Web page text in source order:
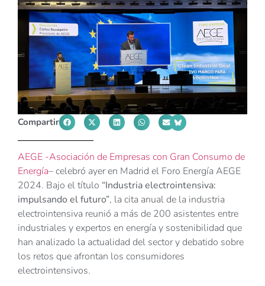
Compartir
AEGE -Asociación de Empresas con Gran Consumo de
Energía– celebró ayer en Madrid el Foro Energía AEGE
2024. Bajo el título “Industria electrointensiva:
impulsando el futuro”, la cita anual de la industria
electrointensiva reunió a más de 200 asistentes entre
industriales y expertos en energía y sostenibilidad que
han analizado la actualidad del sector y debatido sobre
los retos que afrontan los consumidores
electrointensivos.